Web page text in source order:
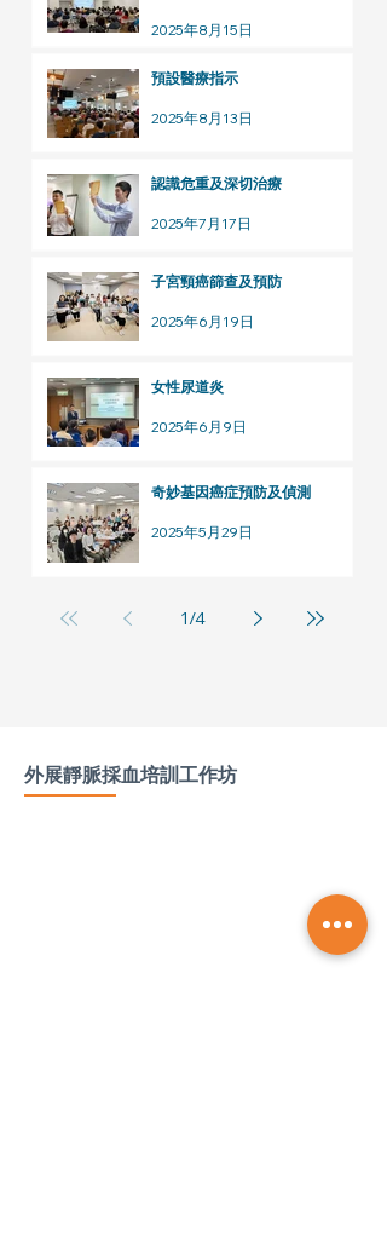
2025年8月15日
預設醫療指示
2025年8月13日
認識危重及深切治療
2025年7月17日
子宮頸癌篩查及預防
2025年6月19日
女性尿道炎
2025年6月9日
奇妙基因癌症預防及偵測
2025年5月29日
1/4
外展靜脈採血培訓工作坊